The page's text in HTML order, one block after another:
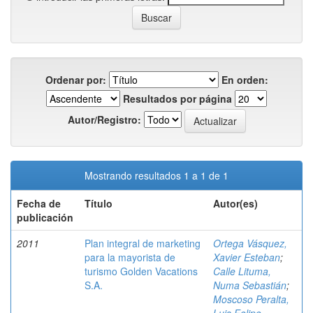
Ordenar por:
En orden:
Resultados por página
Autor/Registro:
Mostrando resultados 1 a 1 de 1
Fecha de
publicación
Título Autor(es)
2011
Plan integral de marketing
para la mayorista de
turismo Golden Vacations
S.A.
Ortega Vásquez,
Xavier Esteban;
Calle Lituma,
Numa Sebastián;
Moscoso Peralta,